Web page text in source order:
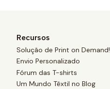
Recursos
Solução de Print on Demand!
Envio Personalizado
Fórum das T-shirts
Um Mundo Têxtil no Blog